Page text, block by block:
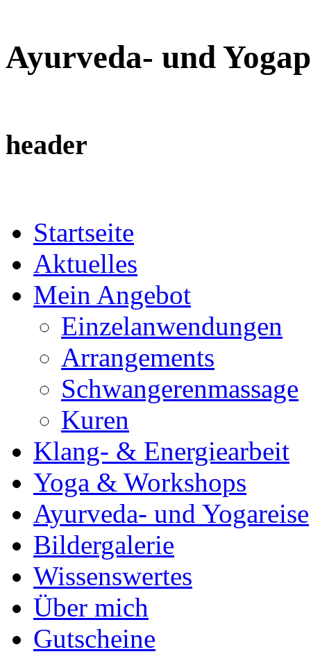
Ayurveda- und
header
Startseite
Aktuelles
Mein Angebot
Einzelanwendungen
Arrangements
Schwangerenmassage
Kuren
Klang- & Energiearbeit
Yoga & Workshops
Ayurveda- und Yogareise
Bildergalerie
Wissenswertes
Über mich
Gutscheine